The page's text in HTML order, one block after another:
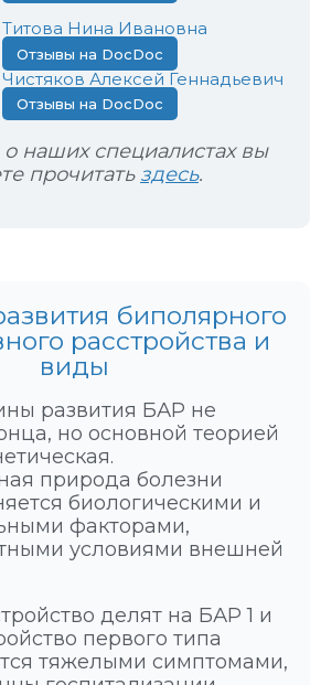
Титова Нина Ивановна
Отзывы на DocDoc
Чистяков Алексей Геннадьевич
Отзывы на DocDoc
наших специалистах вы
прочитать здесь.
биполярного
расстройства и
виды
развития БАР не
но основной теорией
природа болезни
биологическими и
факторами,
условиями внешней
делят на БАР 1 и
первого типа
тяжелыми симптомами,